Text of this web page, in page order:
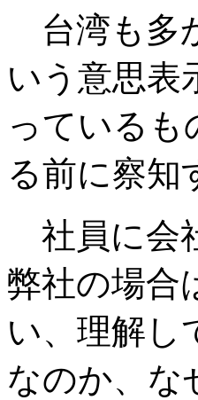
台湾も多
いう意思表
っているも
る前に察知
社員に会
弊社の場合
い、理解し
なのか、な